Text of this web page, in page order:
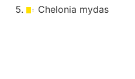
Chelonia mydas